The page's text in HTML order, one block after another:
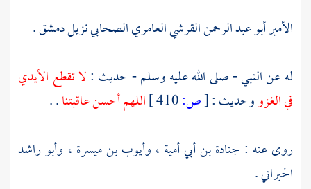
الأمير أبو عبد الرحمن القرشي العامري الصحابي نزيلدمشق.
له عن النبي - صلى الله عليه وسلم - حديث :لا تقطع الأيدي
في الغزووحديث :[ص: اللهم أحسن عاقبتنا. .
روى عنه : جنادة بن أبي أمية ، وأيوب بن ميسرة ، وأبو راشد
الحبراني.